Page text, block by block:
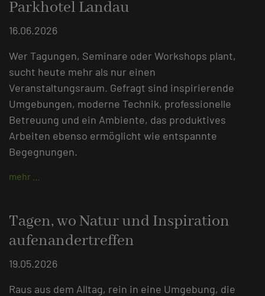
Parkhotel Landau
16.06.2026
Wer Tagungen, Seminare oder Workshops plant,
sucht heute mehr als nur einen
Veranstaltungsraum. Gefragt sind inspirierende
Umgebungen, moderne Technik, professionelle
Betreuung und ein Ambiente, das produktives
Arbeiten ebenso ermöglicht wie entspannte
Begegnungen.
mehr …
Tagen, wo Natur und Inspiration
aufenandertreffen
19.05.2026
Raus aus dem Alltag, rein in eine Umgebung, die